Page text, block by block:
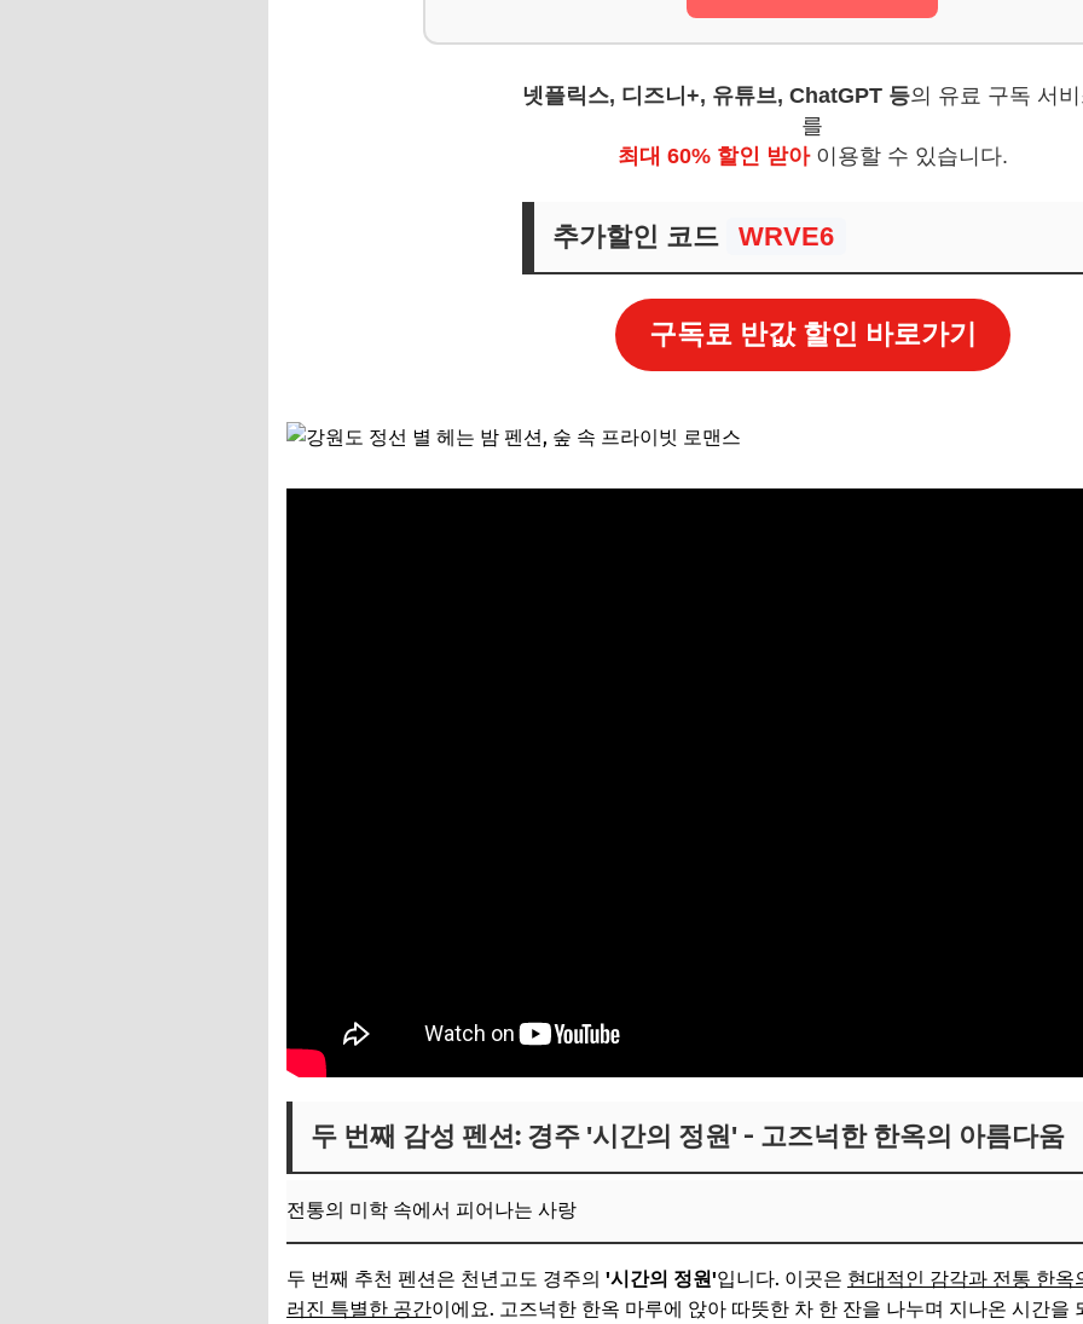
Q. 연인에게 특별한 추억을 선물할 팁이 있을까요?
추가할인 코드 WRVE6
마무리 및 팁: 둘만의 잊지 못할 로맨스를 위하여
사랑과 추억을 가득 채울 여행을 계획하세요
📌 지금 뜨는 꿀정보! 놓치지 마세요
넷플릭스, 디즈니+, 유튜브, ChatGPT 등의 유료 구독 서
를
최대 60% 할인 받아이용할 수 있습니다.
추가할인 코드 WRVE6
구독료 반값 할인 바로가기
두 번째 감성 펜션: 경주 '시간의 정원' - 고즈넉한 한옥의 아름다움
전통의 미학 속에서 피어나는 사랑
두 번째 추천 펜션은 천년고도 경주의 '시간의 정원'입니다. 이곳은 현대적인 감각과 전통 한
러진 특별한 공간이에요. 고즈넉한 한옥 마루에 앉아 따뜻한 차 한 잔을 나누며 지나온 시간을